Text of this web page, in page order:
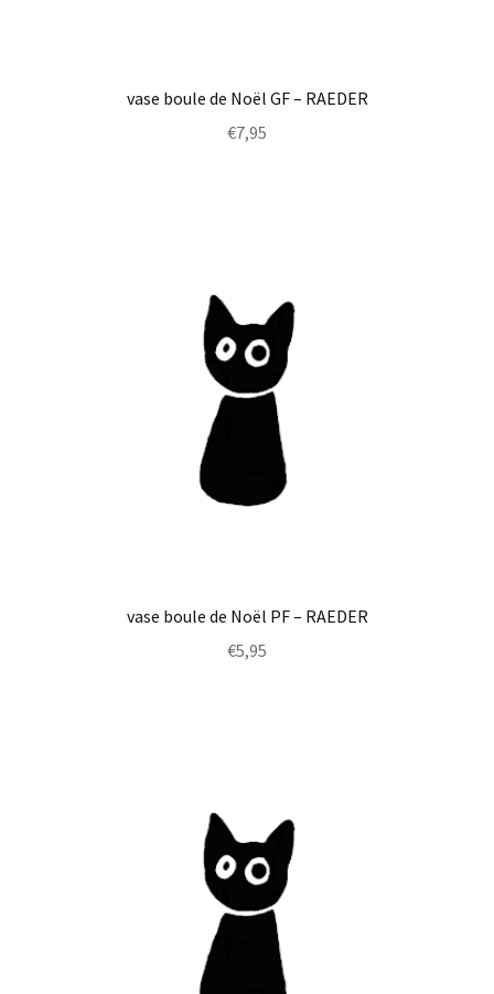
vase boule de Noël GF – RAEDER
€7,95
vase boule de Noël PF – RAEDER
€5,95